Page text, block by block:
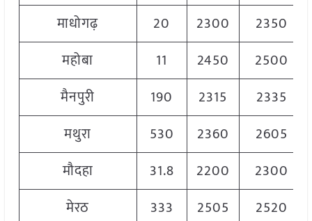
माधोगढ़
20 2300
2350
महोबा
11 2450
2500
मैनपुरी
190 2315
2335
मथुरा
530 2360
2605
मौदहा
31.8 2200
2300
मेरठ
333 2505
2520